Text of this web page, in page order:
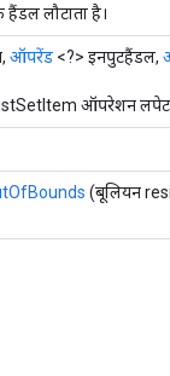
हैंडल लौटाता है।
ऑपरेंड <?> इनपुटहैंडल,
ऑपरेशन
(बूलियन